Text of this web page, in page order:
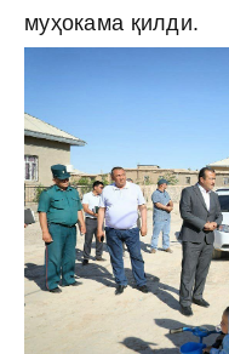
муҳокама қилди.